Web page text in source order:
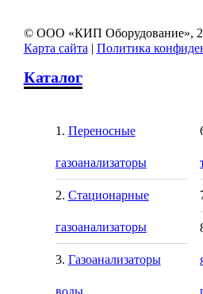
© ООО «КИП Оборудование»,
Карта сайта | Политика
Каталог
Переносные
газоанализаторы
Стационарные
газоанализаторы
Газоанализаторы